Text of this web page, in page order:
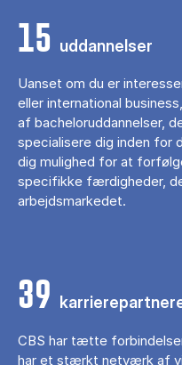
15 uddannelser
Uanset om du er
eller international
af bacheloruddannelser,
specialisere dig inden for
dig mulighed for at
specifikke færdigheder,
arbejdsmarkedet.
39
CBS har tætte
har et stærkt netværk af